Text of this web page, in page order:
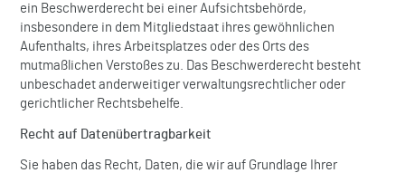
ein Beschwerderecht bei einer Aufsichtsbehörde,
insbesondere in dem Mitgliedstaat ihres gewöhnlichen
Aufenthalts, ihres Arbeitsplatzes oder des Orts des
mutmaßlichen Verstoßes zu. Das Beschwerderecht besteht
unbeschadet anderweitiger verwaltungsrechtlicher oder
gerichtlicher Rechtsbehelfe.
Recht auf Daten­übertrag­barkeit
Sie haben das Recht, Daten, die wir auf Grundlage Ihrer